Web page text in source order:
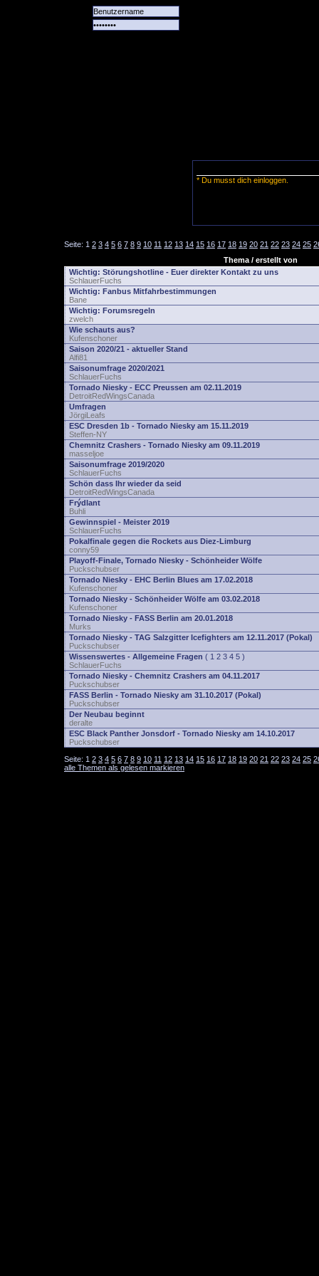
* Du musst dich einloggen.
Seite: 1 2 3 4 5 6 7 8 9 10 11 12 13 14 15 16 17 18 19 20 21 22 23 24 25
Thema / erstellt von
Wichtig: Störungshotline - Euer direkter Kontakt zu uns
SchlauerFuchs
Wichtig: Fanbus Mitfahrbestimmungen
Bane
Wichtig: Forumsregeln
zwelch
Wie schauts aus?
Kufenschoner
Saison 2020/21 - aktueller Stand
Alfi81
Saisonumfrage 2020/2021
SchlauerFuchs
Tornado Niesky - ECC Preussen am 02.11.2019
DetroitRedWingsCanada
Umfragen
JörgiLeafs
ESC Dresden 1b - Tornado Niesky am 15.11.2019
Steffen-NY
Chemnitz Crashers - Tornado Niesky am 09.11.2019
masseljoe
Saisonumfrage 2019/2020
SchlauerFuchs
Schön dass Ihr wieder da seid
DetroitRedWingsCanada
Frýdlant
Buhli
Gewinnspiel - Meister 2019
SchlauerFuchs
Pokalfinale gegen die Rockets aus Diez-Limburg
conny59
Playoff-Finale, Tornado Niesky - Schönheider Wölfe
Puckschubser
Tornado Niesky - EHC Berlin Blues am 17.02.2018
Kufenschoner
Tornado Niesky - Schönheider Wölfe am 03.02.2018
Kufenschoner
Tornado Niesky - FASS Berlin am 20.01.2018
Murks
Tornado Niesky - TAG Salzgitter Icefighters am 12.11.2017 (Pokal)
Puckschubser
Wissenswertes - Allgemeine Fragen ( 1 2 3 4 5 )
SchlauerFuchs
Tornado Niesky - Chemnitz Crashers am 04.11.2017
Puckschubser
FASS Berlin - Tornado Niesky am 31.10.2017 (Pokal)
Puckschubser
Der Neubau beginnt
deralte
ESC Black Panther Jonsdorf - Tornado Niesky am 14.10.2017
Puckschubser
Seite: 1 2 3 4 5 6 7 8 9 10 11 12 13 14 15 16 17 18 19 20 21 22 23 24 25
alle Themen als gelesen markieren